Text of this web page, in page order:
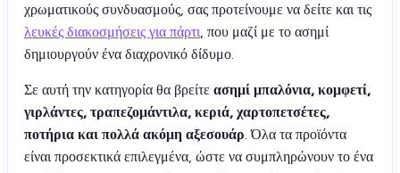
χρωματικούς συνδυασμούς, σας προτείνουμε να δείτε και τις
λευκές διακοσμήσεις για πάρτι, που μαζί με το ασημί
δημιουργούν ένα διαχρονικό δίδυμο.
Σε αυτή την κατηγορία θα βρείτε ασημί μπαλόνια, κομφετί,
γιρλάντες, τραπεζομάντιλα, κεριά, χαρτοπετσέτες,
ποτήρια και πολλά ακόμη αξεσουάρ. Όλα τα προϊόντα
είναι προσεκτικά επιλεγμένα, ώστε να συμπληρώνουν το ένα